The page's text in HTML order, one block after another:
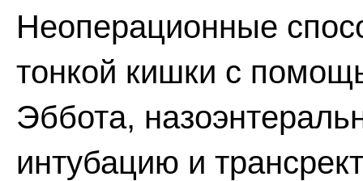
Неоперационные
тонкой кишки с
Эббота,
интубацию и